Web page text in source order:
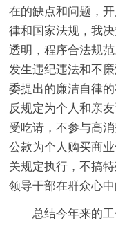
在的缺点和问题，
律和国家法规，我
透明，程序合法规
发生违纪违法和不
委提出的廉洁自律
反规定为个人和亲
受吃请，不参与高
公款为个人购买商
关规定执行，不搞
领导干部在群众心中
总结今年来的